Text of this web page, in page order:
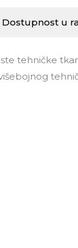
Dostupnost u
tehničke